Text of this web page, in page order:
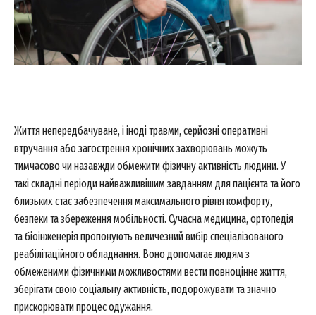
Життя непередбачуване, і іноді травми, серйозні оперативні
втручання або загострення хронічних захворювань можуть
тимчасово чи назавжди обмежити фізичну активність людини. У
такі складні періоди найважливішим завданням для пацієнта та його
близьких стає забезпечення максимального рівня комфорту,
безпеки та збереження мобільності. Сучасна медицина, ортопедія
та біоінженерія пропонують величезний вибір спеціалізованого
реабілітаційного обладнання. Воно допомагає людям з
обмеженими фізичними можливостями вести повноцінне життя,
зберігати свою соціальну активність, подорожувати та значно
прискорювати процес одужання.